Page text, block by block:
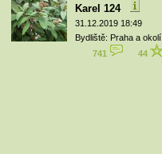
Karel 124
31.12.2019 18:49
Bydliště: Praha a okolí
741
44